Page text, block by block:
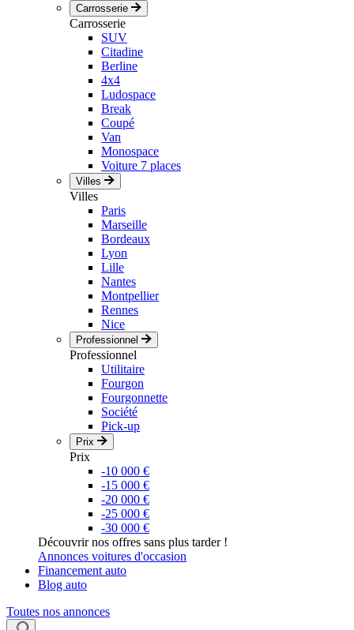
Carrosserie
Carrosserie
SUV
Citadine
Berline
4x4
Ludospace
Break
Coupé
Van
Monospace
Voiture 7 places
Villes
Villes
Paris
Marseille
Bordeaux
Lyon
Lille
Nantes
Montpellier
Rennes
Nice
Professionnel
Professionnel
Utilitaire
Fourgon
Fourgonnette
Société
Pick-up
Prix
Prix
-10 000 €
-15 000 €
-20 000 €
-25 000 €
-30 000 €
Découvrir nos offres sans plus tarder !
Annonces voitures d'occasion
Financement auto
Blog auto
Toutes nos annonces